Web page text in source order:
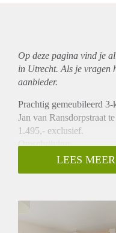
Op deze pagina vind je
in Utrecht. Als je vragen
aanbieder.
Prachtig gemeubileerd
Jan van Ransdorpstraat
1.495,- exclusief.
Omschrijving
Je betreedt het
brievenbussen en
slaapkamers van ca.
LEES